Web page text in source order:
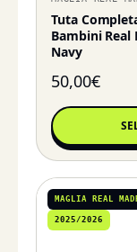
Tuta
Bambini Real
Navy
50,00€
MAGLIA REAL
2025/2026